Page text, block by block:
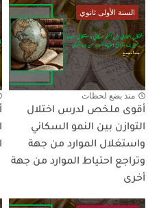
السنة الأولى ثانوي
منذ بضع لحظات
أقوى ملخص لدرس اختلال
التوازن بين النمو السكاني
واستغلال الموارد من جهة
وتراجع احتياط الموارد من جهة
أخرى